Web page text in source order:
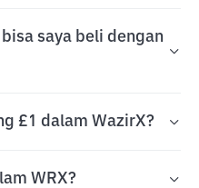
saya beli dengan
£1 dalam WazirX?
WRX?